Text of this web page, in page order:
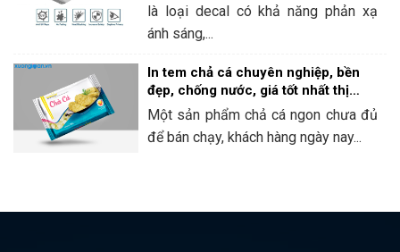
là loại decal có khả năng phản xạ
ánh sáng,...
In tem chả cá chuyên nghiệp, bền
đẹp, chống nước, giá tốt nhất thị
trường
Một sản phẩm chả cá ngon chưa đủ
để bán chạy, khách hàng ngày nay...